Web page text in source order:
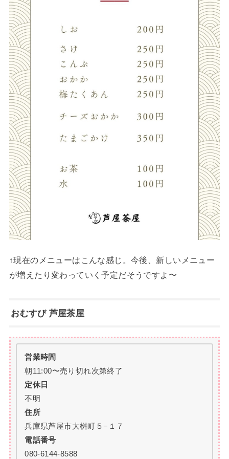
↑現在のメニューはこんな感じ。今後、新しいメニュー
が増えたり変わっていく予定だそうですよ〜
おむすび 芦屋茶屋
営業時間
朝11:00〜売り切れ次第終了
定休日
不明
住所
兵庫県芦屋市大桝町５−１７
電話番号
080-6144-8588